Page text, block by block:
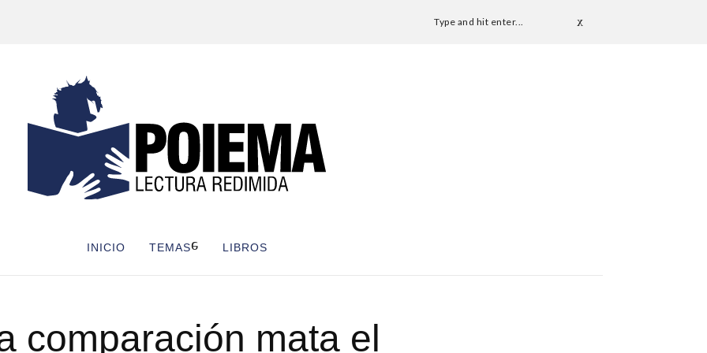
Type and hit enter...
INICIO TEMAS LIBROS
comparación mata el